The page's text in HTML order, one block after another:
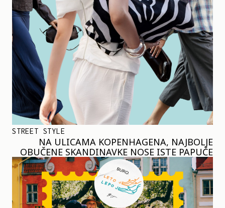
STREET STYLE
NA ULICAMA KOPENHAGENA, NAJBOLJE
OBUČENE SKANDINAVKE NOSE ISTE PAPUČE